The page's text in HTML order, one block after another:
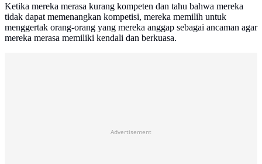
Ketika mereka merasa kurang kompeten dan tahu bahwa mereka
tidak dapat memenangkan kompetisi, mereka memilih untuk
menggertak orang-orang yang mereka anggap sebagai ancaman agar
mereka merasa memiliki kendali dan berkuasa.
Advertisement